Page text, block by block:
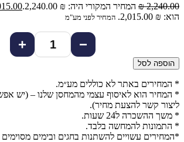
₪2,240.00 המחיר המקורי היה: ₪ 2,240.00.
הוא: ₪ 2,015.00.
המחיר לפני מע"מ
−
+
הוספה לסל
* המחירים באתר לא כוללים מע״מ.
* המחיר הוא לאיסוף עצמי מהמחסן שלנו – (יש
ליצור קשר להצעת מחיר).
* משך ההשכרה ל24 שעות.
* התמונות להמחשה בלבד.
*המחירים עשויים להשתנות בחגים ובימים